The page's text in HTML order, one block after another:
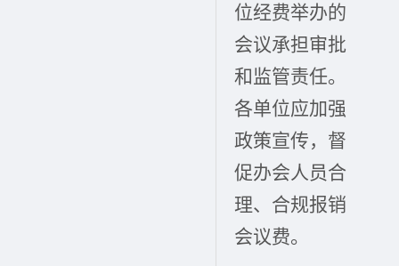
位经费举办的
会议承担审批
和监管责任。
各单位应加强
政策宣传，督
促办会人员合
理、合规报销
会议费。